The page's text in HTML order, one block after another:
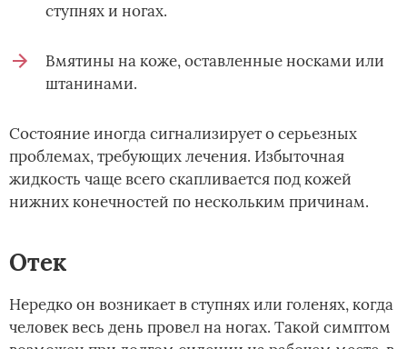
ступнях и ногах.
Вмятины на коже, оставленные носками или
штанинами.
Состояние иногда сигнализирует о серьезных
проблемах, требующих лечения. Избыточная
жидкость чаще всего скапливается под кожей
нижних конечностей по нескольким причинам.
Отек
Нередко он возникает в ступнях или голенях, когда
человек весь день провел на ногах. Такой симптом